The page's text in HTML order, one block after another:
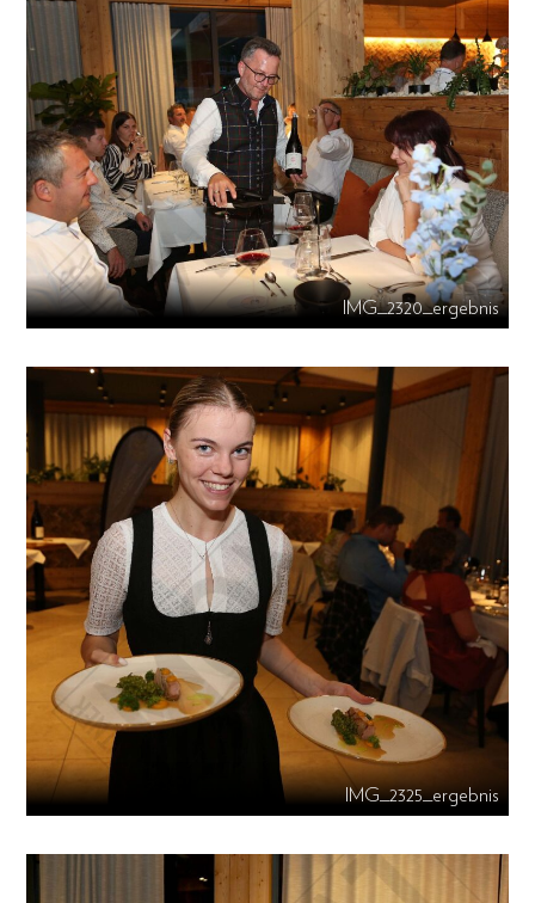
IMG_2320_ergebnis
IMG_2325_ergebnis